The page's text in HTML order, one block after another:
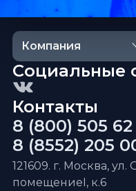
Компания
Контакты
8 (800) 505
8 (8552) 205
121609. г. Москва,
помещениеI, к.6
Социальные